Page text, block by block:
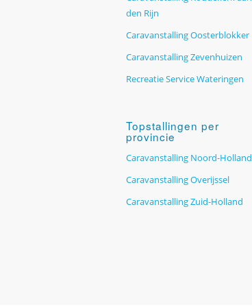
den Rijn
Caravanstalling Oosterblokker
Caravanstalling Zevenhuizen
Recreatie Service Wateringen
Topstallingen per
provincie
Caravanstalling Noord-Holland
Caravanstalling Overijssel
Caravanstalling Zuid-Holland